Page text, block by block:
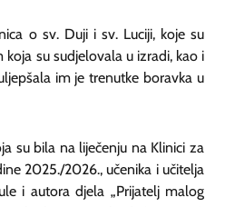
o sv. Duji i sv. Luciji, koje su
su sudjelovala u izradi, kao i
im je trenutke boravka u
su bila na liječenju na Klinici za
2025./2026., učenika i učitelja
i autora djela „Prijatelj malog